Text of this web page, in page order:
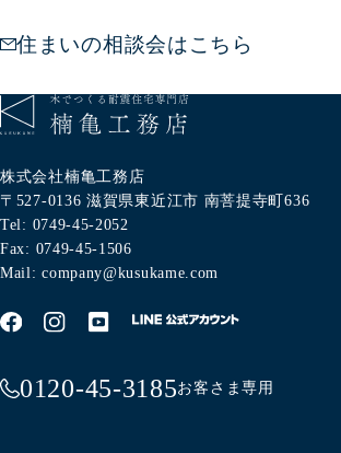
住まいの相談会はこちら
株式会社楠亀工務店
〒527-0136 滋賀県東近江市 南菩提寺町636
Tel: 0749-45-2052
Fax: 0749-45-1506
Mail: company@kusukame.com
0120-45-3185お客さま専用